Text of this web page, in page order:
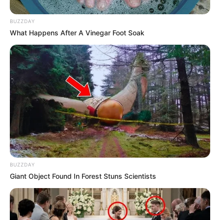
de muertes por dengue en Cartagena
BUZZDAY
What Happens After A Vinegar Foot Soak
BUZZDAY
Giant Object Found In Forest Stuns Scientists